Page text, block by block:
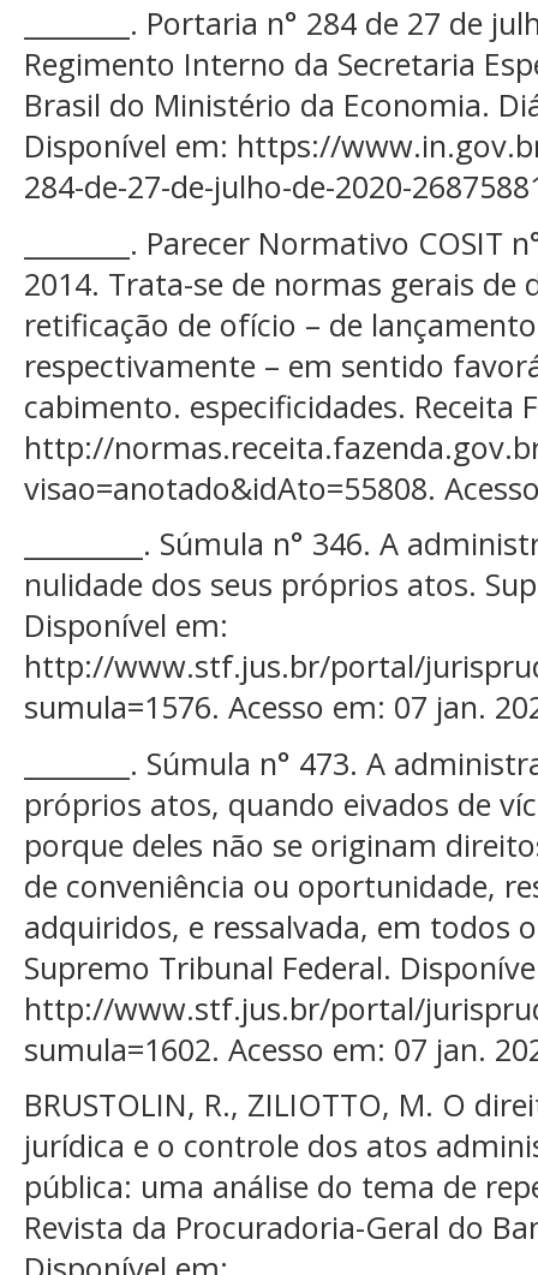
________. Portaria n° 284 de 27 de
Regimento Interno da Secretaria
Brasil do Ministério da Economia.
Disponível em: https://
284-de-27-de-julho-de-2020-
________. Parecer Normativo
2014. Trata-se de normas gerais
retificação de ofício – de
respectivamente – em sentido
cabimento. especificidades. Receita
http://
visao=anotado&idAto=55808.
_________. Súmula n° 346. A
nulidade dos seus próprios atos.
Disponível em:
http://www.stf.jus.br/portal/
sumula=1576. Acesso em: 07 jan.
________. Súmula n° 473. A
próprios atos, quando eivados de
porque deles não se originam
de conveniência ou oportunidade,
adquiridos, e ressalvada, em todos
Supremo Tribunal Federal.
http://www.stf.jus.br/portal/
sumula=1602. Acesso em: 07 jan.
BRUSTOLIN, R., ZILIOTTO, M. O
jurídica e o controle dos atos
pública: uma análise do tema de
Revista da Procuradoria-Geral do